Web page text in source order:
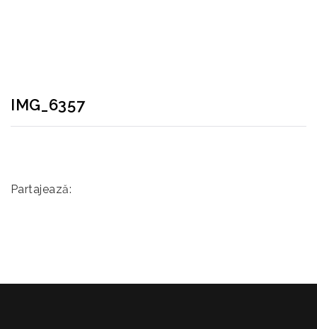
IMG_6357
Partajează: